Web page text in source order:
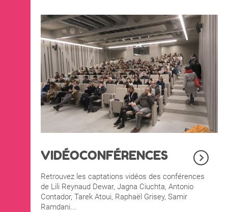
VIDÉOCONFÉRENCES
Retrouvez les captations vidéos des conférences
de Lili Reynaud Dewar, Jagna Ciuchta, Antonio
Contador, Tarek Atoui, Raphaël Grisey, Samir
Ramdani...